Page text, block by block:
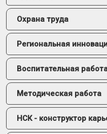
Охрана труда
Региональная
Воспитательная
Методическая работа
НСК - конструктор